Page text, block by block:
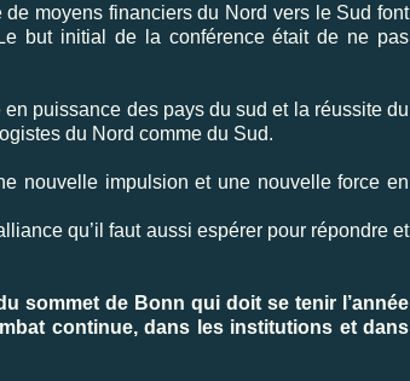
moyens financiers du Nord vers le Sud font
but initial de la conférence était de ne pas
puissance des pays du sud et la réussite du
du Nord comme du Sud.
nouvelle impulsion et une nouvelle force en
qu’il faut aussi espérer pour répondre et
sommet de Bonn qui doit se tenir l’année
continue, dans les institutions et dans